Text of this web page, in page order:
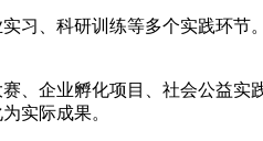
习、科研训练等多个实践环
、企业孵化项目、社会公益
实际成果。